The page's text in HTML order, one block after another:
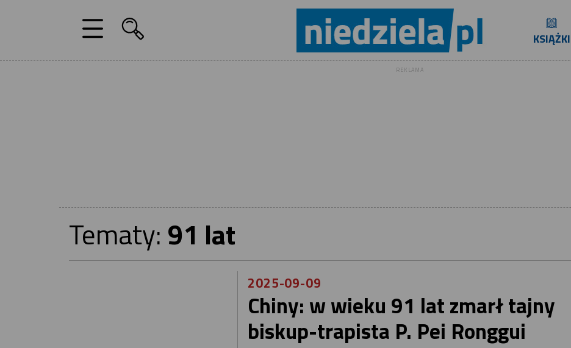
KSIĄŻKI
REKLAMA
Tematy: 91 lat
2025-09-09
Chiny: w wieku 91 lat zmarł tajny
biskup-trapista P. Pei Ronggui